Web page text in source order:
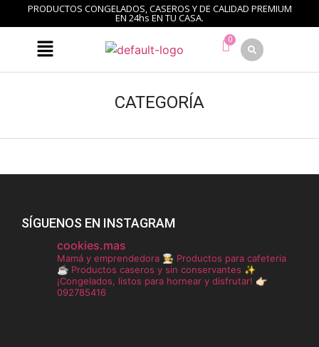
PRODUCTOS CONGELADOS, CASEROS Y DE CALIDAD PREMIUM
EN 24hs EN TU CASA.
CATEGORÍA
SÍGUENOS EN INSTAGRAM
cookies.mas
Mamá y emprendedora 👩‍🍳 Productos para cafeteria
☕️ Productos caseros y sin conservantes ✨
¡Congelados, listos para hornear y disfrutar! 👉🏻
092785416